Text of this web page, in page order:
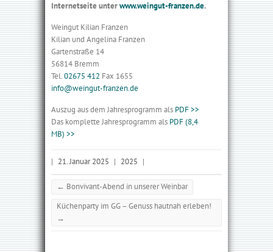
Internetseite unterwww.weingut-franzen.de.
Weingut Kilian Franzen
Kilian und Angelina Franzen
Gartenstraße 14
56814 Bremm
Tel.02675 412 Fax 1655
info@weingut-franzen.de
Auszug aus dem Jahresprogramm als PDF >>
Das komplette Jahresprogramm als PDF (8,4
MB) >>
| 21. Januar 2025 | 2025 |
← Bonvivant-Abend in unserer Weinbar
Küchenparty im GG – Genuss hautnah erleben!
→